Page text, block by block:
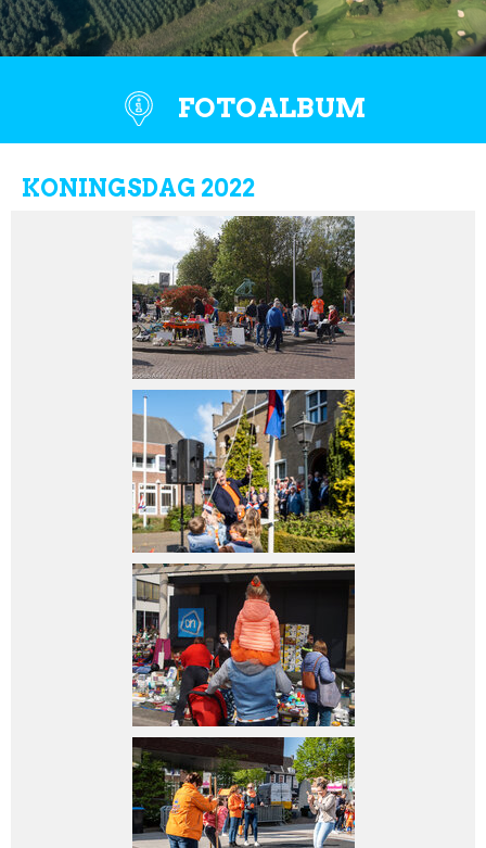
FOTOALBUM
KONINGSDAG 2022